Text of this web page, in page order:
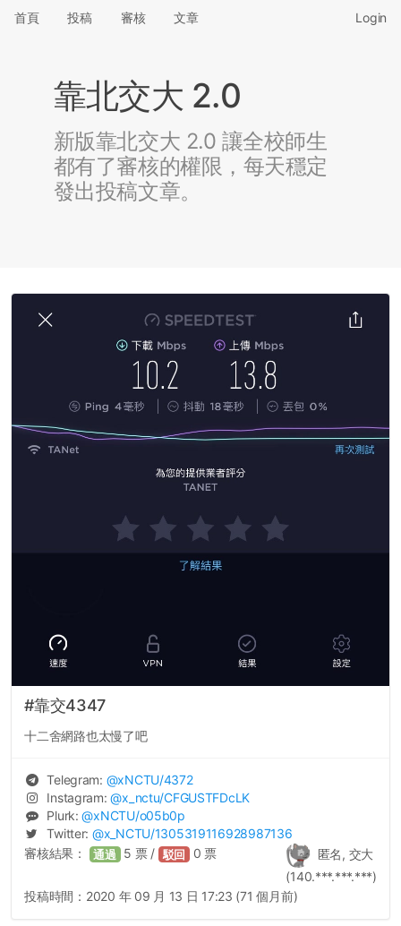
首頁 投稿 審核 文章 Login
靠北交大 2.0
新版靠北交大 2.0 讓全校師生
都有了審核的權限，每天穩定
發出投稿文章。
#靠交4347
十二舍網路也太慢了吧
Telegram: @xNCTU/4372
Instagram:@x_nctu/CFGUSTFDcLK
Plurk:@xNCTU/o05b0p
Twitter: @x_NCTU/1305319116928987136
匿名, 交大
(140.***.***.***)
審核結果： 通過 5 票 / 駁回 0 票
投稿時間： 2020 年 09 月 13 日 17:23 (71 個月前)